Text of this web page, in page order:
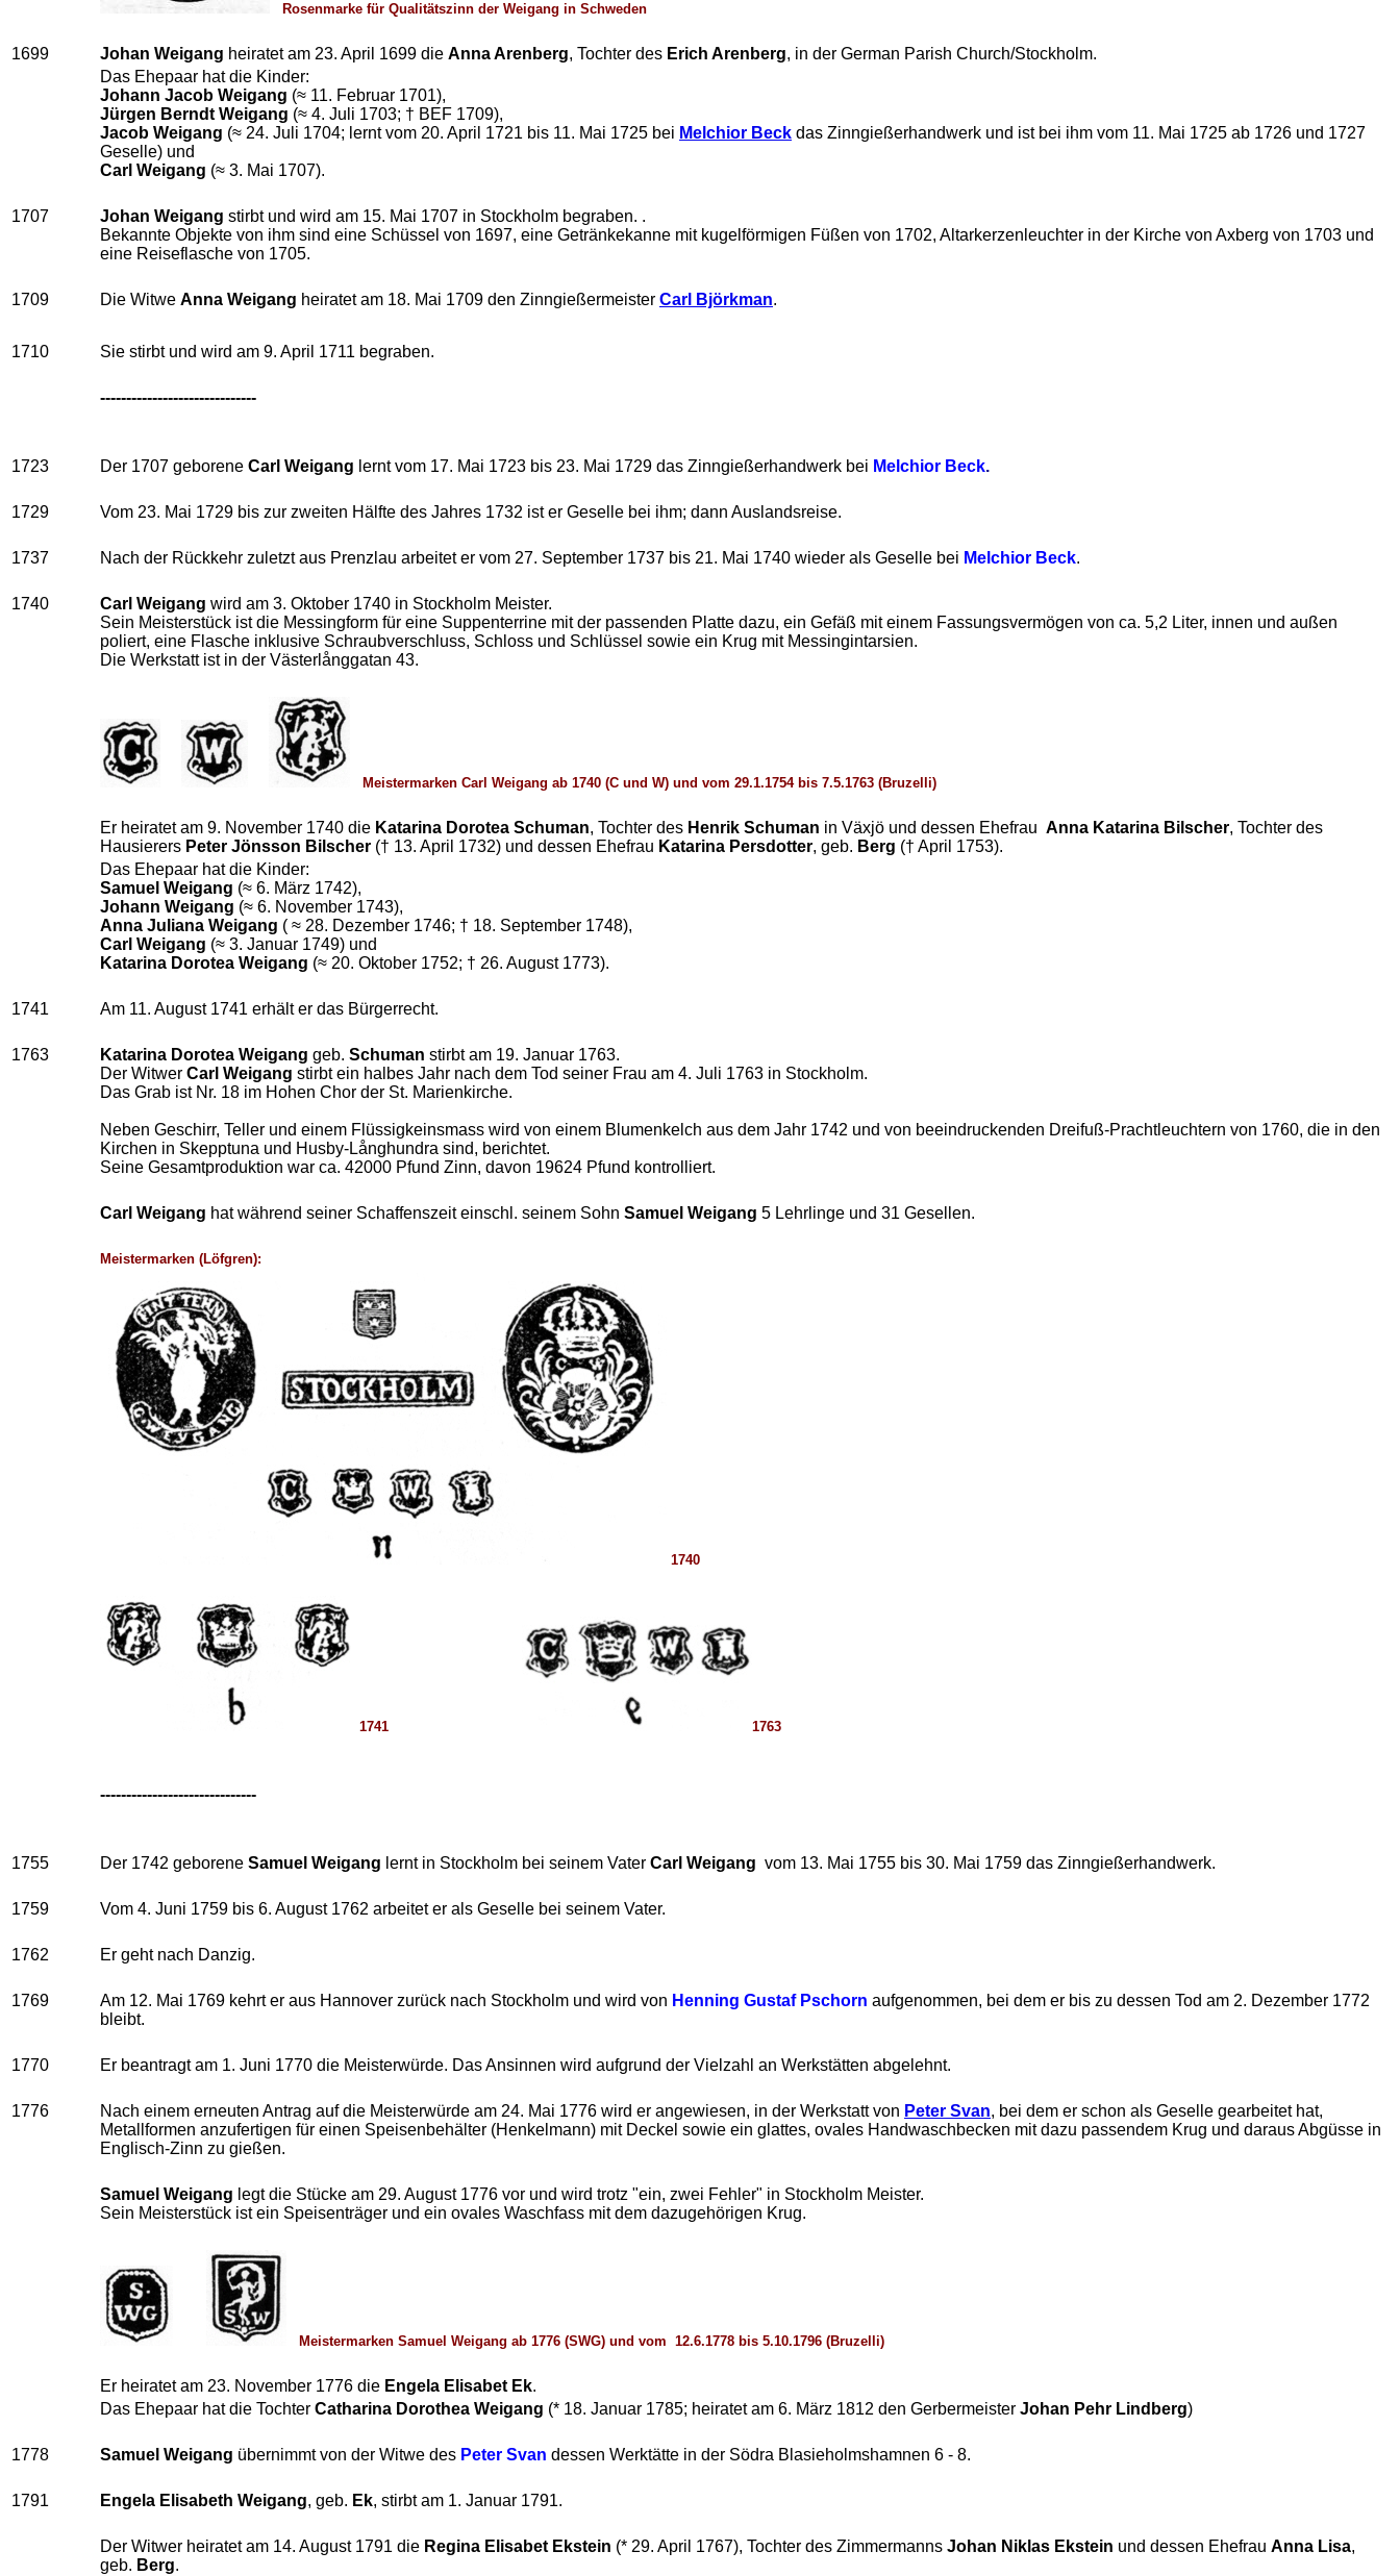
Rosenmarke für Qualitätszinn der Weigang in Schweden
1699 Johan Weigang heiratet am 23. April 1699 die Anna Arenberg, Tochter des Erich Arenberg, in der German Parish Church/Stockholm.
Das Ehepaar hat die Kinder:
Johann Jacob Weigang (≈ 11. Februar 1701),
Jürgen Berndt Weigang (≈ 4. Juli 1703; † BEF 1709),
Jacob Weigang (≈ 24. Juli 1704; lernt vom 20. April 1721 bis 11. Mai 1725 bei Melchior Beck das Zinngießerhandwerk und ist bei ihm vom 11. Mai 1725 ab 1726 und 1727
Geselle) und
Carl Weigang (≈ 3. Mai 1707).
1707 Johan Weigang stirbt und wird am 15. Mai 1707 in Stockholm begraben. .
Bekannte Objekte von ihm sind eine Schüssel von 1697, eine Getränkekanne mit kugelförmigen Füßen von 1702, Altarkerzenleuchter in der Kirche von Axberg von 1703 und
eine Reiseflasche von 1705.
1709 Die Witwe Anna Weigang heiratet am 18. Mai 1709 den Zinngießermeister Carl Björkman.
1710 Sie stirbt und wird am 9. April 1711 begraben.
------------------------------
1723 Der 1707 geborene Carl Weigang lernt vom 17. Mai 1723 bis 23. Mai 1729 das Zinngießerhandwerk bei Melchior Beck.
1729 Vom 23. Mai 1729 bis zur zweiten Hälfte des Jahres 1732 ist er Geselle bei ihm; dann Auslandsreise.
1737 Nach der Rückkehr zuletzt aus Prenzlau arbeitet er vom 27. September 1737 bis 21. Mai 1740 wieder als Geselle bei Melchior Beck.
1740 Carl Weigang wird am 3. Oktober 1740 in Stockholm Meister.
Sein Meisterstück ist die Messingform für eine Suppenterrine mit der passenden Platte dazu, ein Gefäß mit einem Fassungsvermögen von ca. 5,2 Liter, innen und außen
poliert, eine Flasche inklusive Schraubverschluss, Schloss und Schlüssel sowie ein Krug mit Messingintarsien.
Die Werkstatt ist in der Västerlånggatan 43.
Meistermarken Carl Weigang ab 1740 (C und W) und vom 29.1.1754 bis 7.5.1763 (Bruzelli)
Er heiratet am 9. November 1740 die Katarina Dorotea Schuman, Tochter des Henrik Schuman in Växjö und dessen Ehefrau Anna Katarina Bilscher, Tochter des
Hausierers Peter Jönsson Bilscher († 13. April 1732) und dessen Ehefrau Katarina Persdotter, geb. Berg († April 1753).
Das Ehepaar hat die Kinder:
Samuel Weigang (≈ 6. März 1742),
Johann Weigang (≈ 6. November 1743),
Anna Juliana Weigang ( ≈ 28. Dezember 1746; † 18. September 1748),
Carl Weigang (≈ 3. Januar 1749) und
Katarina Dorotea Weigang (≈ 20. Oktober 1752; † 26. August 1773).
1741 Am 11. August 1741 erhält er das Bürgerrecht.
1763 Katarina Dorotea Weigang geb. Schuman stirbt am 19. Januar 1763.
Der Witwer Carl Weigang stirbt ein halbes Jahr nach dem Tod seiner Frau am 4. Juli 1763 in Stockholm.
Das Grab ist Nr. 18 im Hohen Chor der St. Marienkirche.
Neben Geschirr, Teller und einem Flüssigkeinsmass wird von einem Blumenkelch aus dem Jahr 1742 und von beeindruckenden Dreifuß-Prachtleuchtern von 1760, die in den
Kirchen in Skepptuna und Husby-Långhundra sind, berichtet.
Seine Gesamtproduktion war ca. 42000 Pfund Zinn, davon 19624 Pfund kontrolliert.
Carl Weigang hat während seiner Schaffenszeit einschl. seinem Sohn Samuel Weigang 5 Lehrlinge und 31 Gesellen.
Meistermarken (Löfgren):
1740
1741 1763
------------------------------
1755 Der 1742 geborene Samuel Weigang lernt in Stockholm bei seinem Vater Carl Weigang vom 13. Mai 1755 bis 30. Mai 1759 das Zinngießerhandwerk.
1759 Vom 4. Juni 1759 bis 6. August 1762 arbeitet er als Geselle bei seinem Vater.
1762 Er geht nach Danzig.
1769 Am 12. Mai 1769 kehrt er aus Hannover zurück nach Stockholm und wird von Henning Gustaf Pschorn aufgenommen, bei dem er bis zu dessen Tod am 2. Dezember 1772
bleibt.
1770 Er beantragt am 1. Juni 1770 die Meisterwürde. Das Ansinnen wird aufgrund der Vielzahl an Werkstätten abgelehnt.
1776 Nach einem erneuten Antrag auf die Meisterwürde am 24. Mai 1776 wird er angewiesen, in der Werkstatt von Peter Svan, bei dem er schon als Geselle gearbeitet hat,
Metallformen anzufertigen für einen Speisenbehälter (Henkelmann) mit Deckel sowie ein glattes, ovales Handwaschbecken mit dazu passendem Krug und daraus Abgüsse in
Englisch-Zinn zu gießen.
Samuel Weigang legt die Stücke am 29. August 1776 vor und wird trotz "ein, zwei Fehler" in Stockholm Meister.
Sein Meisterstück ist ein Speisenträger und ein ovales Waschfass mit dem dazugehörigen Krug.
Meistermarken Samuel Weigang ab 1776 (SWG) und vom 12.6.1778 bis 5.10.1796 (Bruzelli)
Er heiratet am 23. November 1776 die Engela Elisabet Ek.
Das Ehepaar hat die Tochter Catharina Dorothea Weigang (* 18. Januar 1785; heiratet am 6. März 1812 den Gerbermeister Johan Pehr Lindberg)
1778 Samuel Weigang übernimmt von der Witwe des Peter Svan dessen Werktätte in der Södra Blasieholmshamnen 6 - 8.
1791 Engela Elisabeth Weigang, geb. Ek, stirbt am 1. Januar 1791.
Der Witwer heiratet am 14. August 1791 die Regina Elisabet Ekstein (* 29. April 1767), Tochter des Zimmermanns Johan Niklas Ekstein und dessen Ehefrau Anna Lisa,
geb. Berg.